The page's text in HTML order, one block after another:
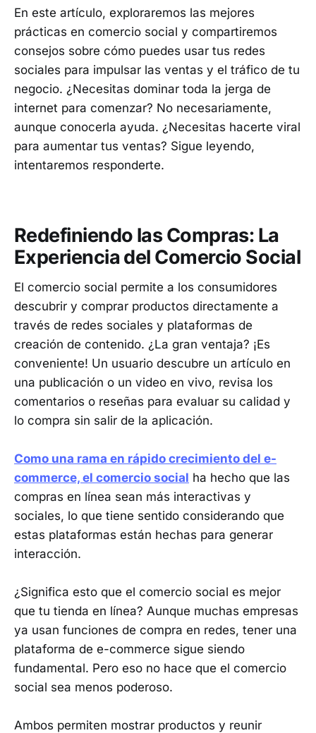
En este artículo, exploraremos las mejores
prácticas en comercio social y compartiremos
consejos sobre cómo puedes usar tus redes
sociales para impulsar las ventas y el tráfico de tu
negocio. ¿Necesitas dominar toda la jerga de
internet para comenzar? No necesariamente,
aunque conocerla ayuda. ¿Necesitas hacerte viral
para aumentar tus ventas? Sigue leyendo,
intentaremos responderte.
Redefiniendo las Compras: La
Experiencia del Comercio Social
El comercio social permite a los consumidores
descubrir y comprar productos directamente a
través de redes sociales y plataformas de
creación de contenido. ¿La gran ventaja? ¡Es
conveniente! Un usuario descubre un artículo en
una publicación o un video en vivo, revisa los
comentarios o reseñas para evaluar su calidad y
lo compra sin salir de la aplicación.
Como una rama en rápido crecimiento del e-
commerce, el comercio social ha hecho que las
compras en línea sean más interactivas y
sociales, lo que tiene sentido considerando que
estas plataformas están hechas para generar
interacción.
¿Significa esto que el comercio social es mejor
que tu tienda en línea? Aunque muchas empresas
ya usan funciones de compra en redes, tener una
plataforma de e-commerce sigue siendo
fundamental. Pero eso no hace que el comercio
social sea menos poderoso.
Ambos permiten mostrar productos y reunir